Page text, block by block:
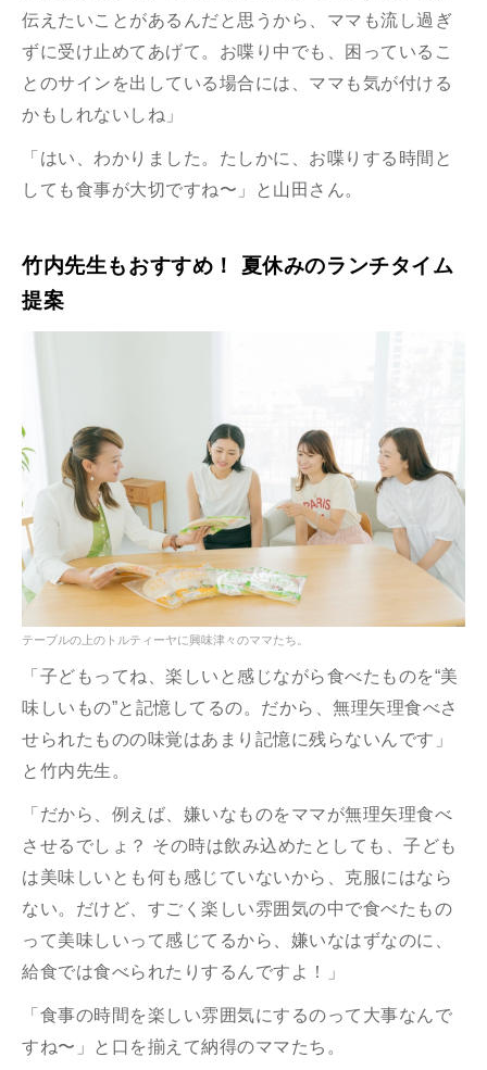
伝えたいことがあるんだと思うから、ママも流し過ぎ
ずに受け止めてあげて。お喋り中でも、困っているこ
とのサインを出している場合には、ママも気が付ける
かもしれないしね」
「はい、わかりました。たしかに、お喋りする時間と
しても食事が大切ですね〜」と山田さん。
竹内先生もおすすめ！ 夏休みのランチタイム
提案
テーブルの上のトルティーヤに興味津々のママたち。
「子どもってね、楽しいと感じながら食べたものを“美
味しいもの”と記憶してるの。だから、無理矢理食べさ
せられたものの味覚はあまり記憶に残らないんです」
と竹内先生。
「だから、例えば、嫌いなものをママが無理矢理食べ
させるでしょ？ その時は飲み込めたとしても、子ども
は美味しいとも何も感じていないから、克服にはなら
ない。だけど、すごく楽しい雰囲気の中で食べたもの
って美味しいって感じてるから、嫌いなはずなのに、
給食では食べられたりするんですよ！」
「食事の時間を楽しい雰囲気にするのって大事なんで
すね〜」と口を揃えて納得のママたち。